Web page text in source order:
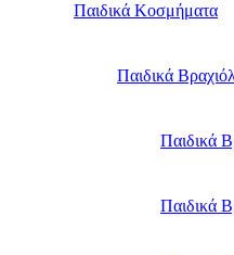
Παιδικά Κοσμήματα
Παιδικά
Παιδικά
Παιδικά